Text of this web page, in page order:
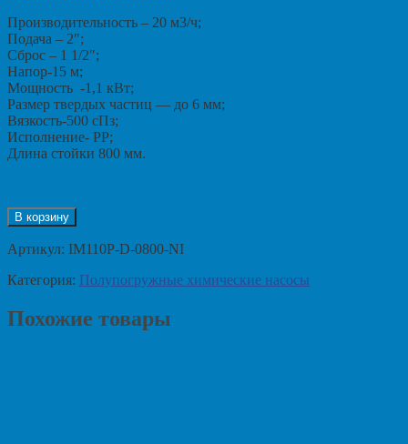
Производительность – 20 м3/ч;
Подача – 2″;
Сброс – 1 1/2″;
Напор-15 м;
Мощность -1,1 кВт;
Размер твердых частиц — до 6 мм;
Вязкость-500 сПз;
Исполнение- PP;
Длина стойки 800 мм.
В корзину
Артикул: IM110P-D-0800-NI
Категория: Полупогружные химические насосы
Похожие товары